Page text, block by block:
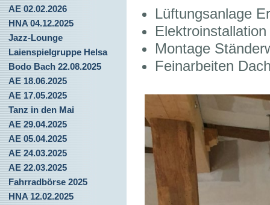
AE 02.02.2026
HNA 04.12.2025
Jazz-Lounge
Laienspielgruppe Helsa
Bodo Bach 22.08.2025
AE 18.06.2025
AE 17.05.2025
Tanz in den Mai
AE 29.04.2025
AE 05.04.2025
AE 24.03.2025
AE 22.03.2025
Fahrradbörse 2025
HNA 12.02.2025
Lüftungsanlage
Montage
Feinarbeiten